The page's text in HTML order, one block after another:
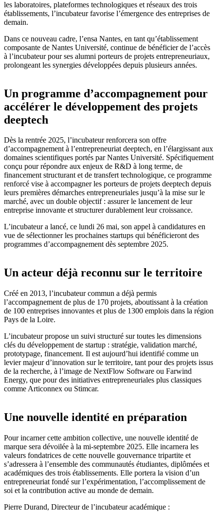
les laboratoires, plateformes technologiques et réseaux des trois
établissements, l’incubateur favorise l’émergence des entreprises de
demain.
Dans ce nouveau cadre, l’ensa Nantes, en tant qu’établissement
composante de Nantes Université, continue de bénéficier de l’accès
à l’incubateur pour ses alumni porteurs de projets entrepreneuriaux,
prolongeant les synergies développées depuis plusieurs années.
Un programme d’accompagnement pour
accélérer le développement des projets
deeptech
Dès la rentrée 2025, l’incubateur renforcera son offre
d’accompagnement à l’entrepreneuriat deeptech, en l’élargissant aux
domaines scientifiques portés par Nantes Université. Spécifiquement
conçu pour répondre aux enjeux de R&D à long terme, de
financement structurant et de transfert technologique, ce programme
renforcé vise à accompagner les porteurs de projets deeptech depuis
leurs premières démarches entrepreneuriales jusqu’à la mise sur le
marché, avec un double objectif : assurer le lancement de leur
entreprise innovante et structurer durablement leur croissance.
L’incubateur a lancé, ce lundi 26 mai, son appel à candidatures en
vue de sélectionner les prochaines startups qui bénéficieront des
programmes d’accompagnement dès septembre 2025.
Un acteur déjà reconnu sur le territoire
Créé en 2013, l’incubateur commun a déjà permis
l’accompagnement de plus de 170 projets, aboutissant à la création
de 100 entreprises innovantes et plus de 1300 emplois dans la région
Pays de la Loire.
L’incubateur propose un suivi structuré sur toutes les dimensions
clés du développement de startup : stratégie, validation marché,
prototypage, financement. Il est aujourd’hui identifié comme un
levier majeur d’innovation sur le territoire, tant pour des projets issus
de la recherche, à l’image de NextFlow Software ou Farwind
Energy, que pour des initiatives entrepreneuriales plus classiques
comme Articonnex ou Stimcar.
Une nouvelle identité en préparation
Pour incarner cette ambition collective, une nouvelle identité de
marque sera dévoilée à la mi-septembre 2025. Elle incarnera les
valeurs fondatrices de cette nouvelle gouvernance tripartite et
s’adressera à l’ensemble des communautés étudiantes, diplômées et
académiques des trois établissements. Elle portera la vision d’un
entrepreneuriat fondé sur l’expérimentation, l’accomplissement de
soi et la contribution active au monde de demain.
Pierre Durand, Directeur de l’incubateur académique :